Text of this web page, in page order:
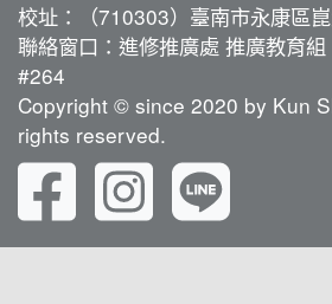
校址：（710303）臺南市永康區
聯絡窗口：進修推廣處 推廣教育
#264
Copyright © since 2020 by Kun
rights reserved.